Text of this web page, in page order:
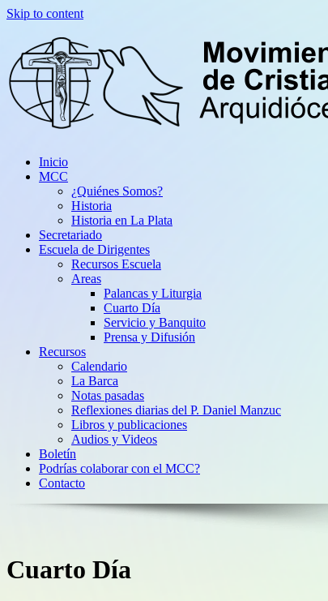
Skip to content
Inicio
MCC
¿Quiénes Somos?
Historia
Historia en La Plata
Secretariado
Escuela de Dirigentes
Recursos Escuela
Areas
Palancas y Liturgia
Cuarto Día
Servicio y Banquito
Prensa y Difusión
Recursos
Calendario
La Barca
Notas pasadas
Reflexiones diarias del P. Daniel Manzuc
Libros y publicaciones
Audios y Videos
Boletín
Podrías colaborar con el MCC?
Contacto
Cuarto Día